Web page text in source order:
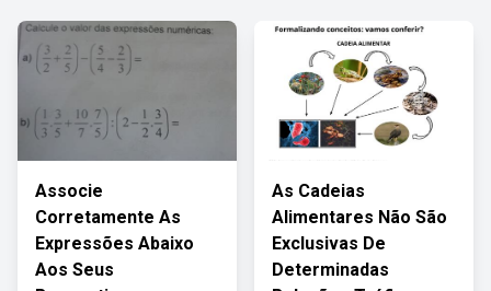
Associe
Corretamente As
Expressões Abaixo
Aos Seus
As Cadeias
Alimentares Não São
Exclusivas De
Determinadas